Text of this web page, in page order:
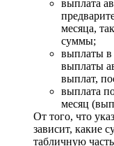
выплата
месяца,
суммы;
выплаты в
выплаты
выплат,
выплата
месяц
От того, что
зависит, какие
табличную